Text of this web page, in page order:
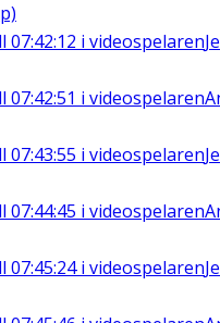
07:42:12 i videospelaren
07:42:51 i videospelaren
07:43:55 i videospelaren
07:44:45 i videospelaren
07:45:24i videospelaren